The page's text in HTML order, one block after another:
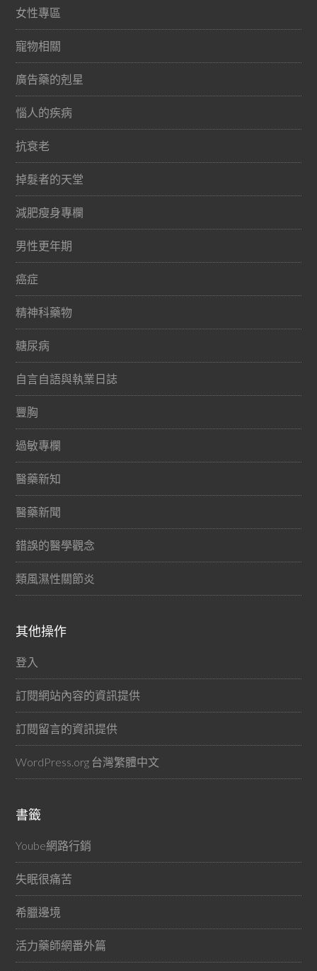
女性專區
寵物相關
廣告藥的剋星
惱人的疾病
抗衰老
掉髮者的天堂
減肥瘦身專欄
男性更年期
癌症
精神科藥物
糖尿病
自言自語與執業日誌
豐胸
過敏專欄
醫藥新知
醫藥新聞
錯誤的醫學觀念
類風濕性關節炎
其他操作
登入
訂閱網站內容的資訊提供
訂閱留言的資訊提供
WordPress.org 台灣繁體中文
書籤
Yoube網路行銷
失眠很痛苦
希臘邊境
活力藥師網番外篇